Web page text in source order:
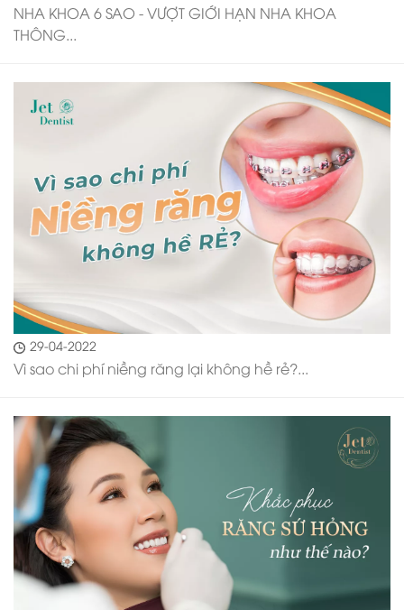
NHA KHOA 6 SAO - VƯỢT GIỚI HẠN NHA KHOA
THÔNG...
29-04-2022
Vì sao chi phí niềng răng lại không hề rẻ?...